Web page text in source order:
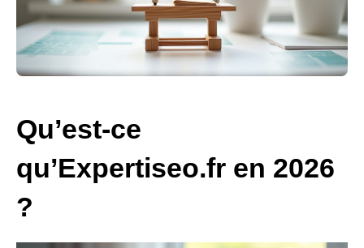
Qu’est-ce
qu’Expertiseo.fr en 2026
?